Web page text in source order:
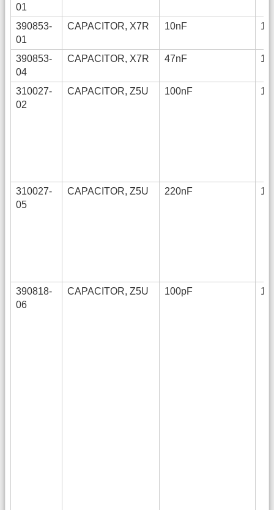
01
390853-
01
CAPACITOR, X7R 10nF
390853-
04
CAPACITOR, X7R 47nF
310027-
02
CAPACITOR, Z5U 100nF
310027-
05
CAPACITOR, Z5U 220nF
390818-
06
CAPACITOR, Z5U 100pF